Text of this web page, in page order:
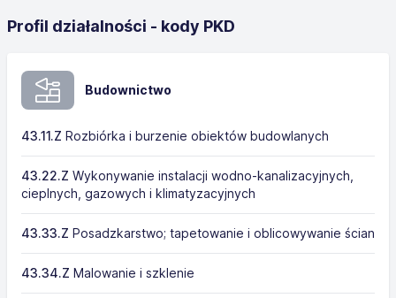
Profil działalności - kody PKD
Budownictwo
43.11.Z Rozbiórka i burzenie obiektów budowlanych
43.22.Z Wykonywanie instalacji wodno-kanalizacyjnych,
cieplnych, gazowych i klimatyzacyjnych
43.33.Z Posadzkarstwo; tapetowanie i oblicowywanie ścian
43.34.Z Malowanie i szklenie